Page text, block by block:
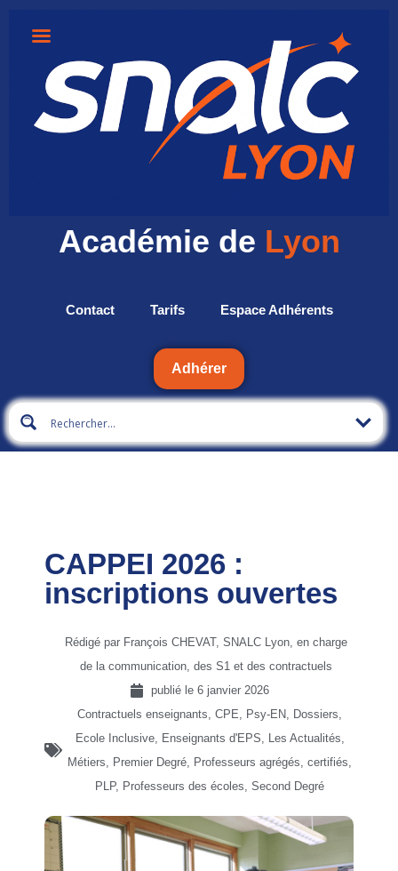
Académie de Lyon
Contact Tarifs Espace Adhérents
Adhérer
CAPPEI 2026 :
inscriptions ouvertes
Rédigé par François CHEVAT, SNALC Lyon, en charge
de la communication, des S1 et des contractuels
publié le 6 janvier 2026
Contractuels enseignants, CPE, Psy-EN, Dossiers,
Ecole Inclusive, Enseignants d'EPS, Les Actualités,
Métiers, Premier Degré, Professeurs agrégés, certifiés,
PLP, Professeurs des écoles, Second Degré